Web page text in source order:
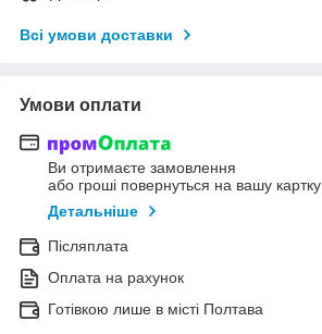
Всі умови доставки
Умови оплати
Ви отримаєте замовлення
або гроші повернуться на вашу картку
Детальніше
Післяплата
Оплата на рахунок
Готівкою лише в місті Полтава